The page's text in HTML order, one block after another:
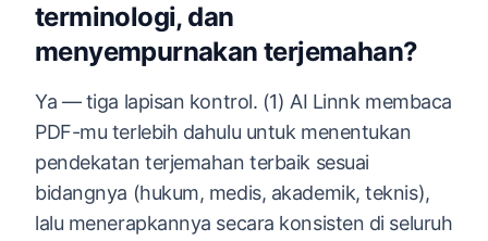
terminologi, dan
menyempurnakan terjemahan?
Ya — tiga lapisan kontrol. (1) AI Linnk membaca
PDF-mu terlebih dahulu untuk menentukan
pendekatan terjemahan terbaik sesuai
bidangnya (hukum, medis, akademik, teknis),
lalu menerapkannya secara konsisten di seluruh